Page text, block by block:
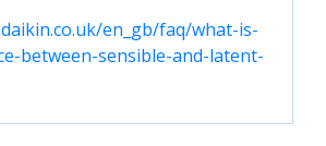
en_gb/faq/what-is-
between-sensible-and-latent-